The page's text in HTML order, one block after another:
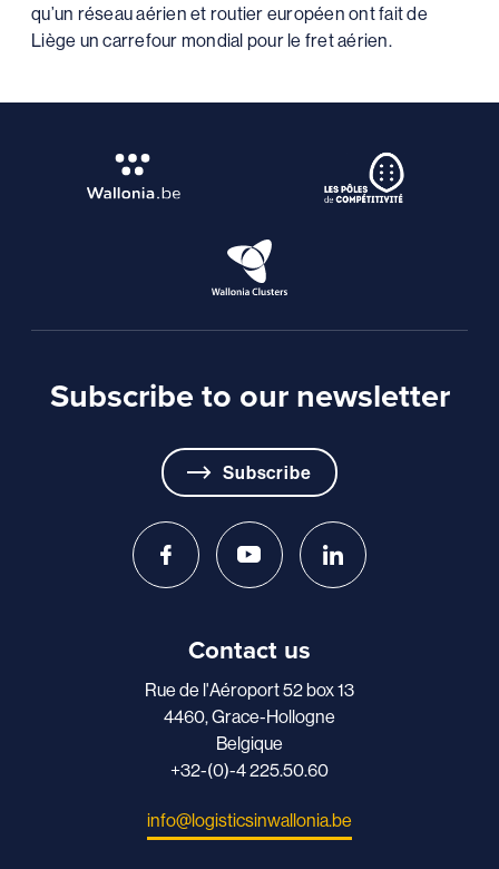
qu’un réseau aérien et routier européen ont fait de
Liège un carrefour mondial pour le fret aérien.
Subscribe to our newsletter
Subscribe
Contact us
Rue de l'Aéroport 52 box 13
4460, Grace-Hollogne
Belgique
+32-(0)-4 225.50.60
info@logisticsinwallonia.be